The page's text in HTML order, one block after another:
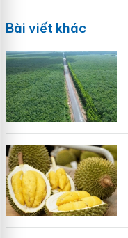
Bài viết khác